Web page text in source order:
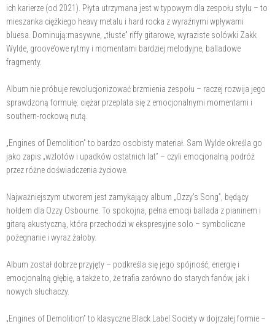
ich karierze (od 2021). Płyta utrzymana jest w typowym dla zespołu stylu – to
mieszanka ciężkiego heavy metalu i hard rocka z wyraźnymi wpływami
bluesa. Dominują:masywne, „tłuste” riffy gitarowe, wyraziste solówki Zakk
Wylde, groove’owe rytmy i momentami bardziej melodyjne, balladowe
fragmenty.
Album nie próbuje rewolucjonizować brzmienia zespołu – raczej rozwija jego
sprawdzoną formułę: ciężar przeplata się z emocjonalnymi momentami i
southern-rockową nutą.
„Engines of Demolition” to bardzo osobisty materiał. Sam Wylde określa go
jako zapis „wzlotów i upadków ostatnich lat” – czyli emocjonalną podróż
przez różne doświadczenia życiowe.
Najważniejszym utworem jest zamykający album „Ozzy’s Song”, będący
hołdem dla Ozzy Osbourne. To spokojna, pełna emocji ballada z pianinem i
gitarą akustyczną, która przechodzi w ekspresyjne solo – symboliczne
pożegnanie i wyraz żałoby.
Album został dobrze przyjęty – podkreśla się jego spójność, energię i
emocjonalną głębię, a także to, że trafia zarówno do starych fanów, jak i
nowych słuchaczy.
„Engines of Demolition” to klasyczne Black Label Society w dojrzałej formie –